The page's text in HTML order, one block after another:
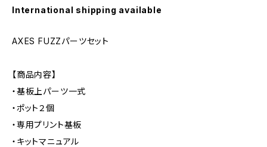
International shipping available
AXES FUZZパーツセット
【商品内容】
・基板上パーツ一式
・ポット２個
・専用プリント基板
・キットマニュアル